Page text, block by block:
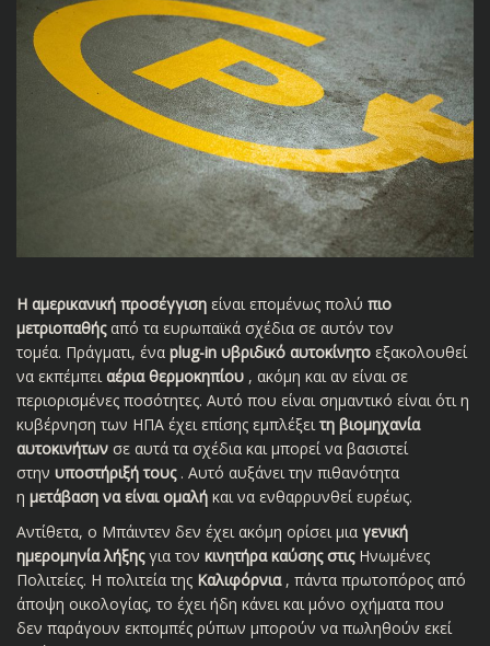
Η αμερικανική προσέγγιση είναι επομένως πολύ πιο
μετριοπαθής από τα ευρωπαϊκά σχέδια σε αυτόν τον
τομέα. Πράγματι, ένα plug-in υβριδικό αυτοκίνητο εξακολουθεί
να εκπέμπει αέρια θερμοκηπίου , ακόμη και αν είναι σε
περιορισμένες ποσότητες. Αυτό που είναι σημαντικό είναι ότι η
κυβέρνηση των ΗΠΑ έχει επίσης εμπλέξειτη βιομηχανία
αυτοκινήτων σε αυτά τα σχέδια και μπορεί να βασιστεί
στην υποστήριξή τους . Αυτό αυξάνει την πιθανότητα
η μετάβαση να είναι ομαλή και να ενθαρρυνθεί ευρέως.
Αντίθετα, ο Μπάιντεν δεν έχει ακόμη ορίσει μια γενική
ημερομηνία λήξηςγια τον κινητήρα καύσης στις Ηνωμένες
Πολιτείες. Η πολιτεία της Καλιφόρνια , πάντα πρωτοπόρος από
άποψη οικολογίας, το έχει ήδη κάνει και μόνο οχήματα που
δεν παράγουν εκπομπές ρύπων μπορούν να πωληθούν εκεί